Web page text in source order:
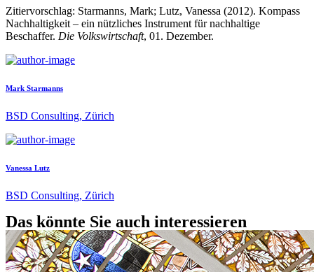
Zitiervorschlag: Starmanns, Mark; Lutz, Vanessa (2012). Kompass
Nachhaltigkeit – ein nützliches Instrument für nachhaltige
Beschaffer. Die Volkswirtschaft, 01. Dezember.
Mark Starmanns
BSD Consulting, Zürich
Vanessa Lutz
BSD Consulting, Zürich
Das könnte Sie auch interessieren